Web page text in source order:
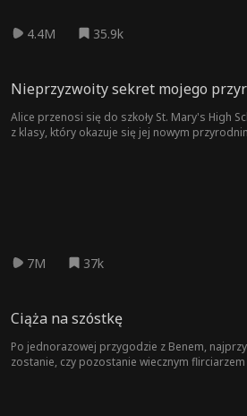
4.4M 35.9k
Nieprzyzwoity sekret mojego
Alice przenosi się do szkoły St. Mary's High
z klasy, który okazuje się jej nowym
7M 37k
Ciąża na szóstkę
Po jednorazowej przygodzie z Benem,
zostanie, czy pozostanie wiecznym flirciarzem